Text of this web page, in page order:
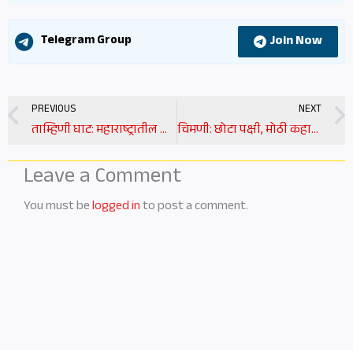
Telegram Group Join Now
Prev
PREVIOUS
ताम्हिणी घाट: महाराष्ट्रातील निसर्गरम्य प्रवास | tamhini ghat information in marathi
NEXT
चिमणी: छोटा पक्षी, मोठी कहाणी | sparrow information in marathi
Leave a Comment
You must belogged into post a comment.